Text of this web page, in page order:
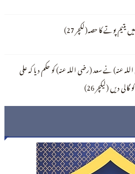
پوتے کا حصہ(لکچر 27)
عنہ) نے سعد (رضی اللہ عنہ) کو حکم دیا کہ علی
دیں (لیکچر 26)